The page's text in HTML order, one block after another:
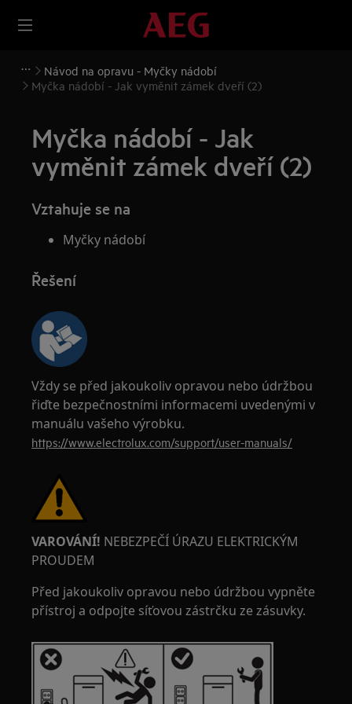
Návod na opravu - Myčky nádobí
Myčka nádobí - Jak vyměnit zámek dveří (2)
Myčka nádobí - Jak
vyměnit zámek dveří (2)
Vztahuje se na
Myčky nádobí
Řešení
Vždy se před jakoukoliv opravou nebo údržbou
řiďte bezpečnostními informacemi uvedenými v
manuálu vašeho výrobku.
https://www.electrolux.com/support/user-manuals/
VAROVÁNÍ! NEBEZPEČÍ ÚRAZU ELEKTRICKÝM
PROUDEM
Před jakoukoliv opravou nebo údržbou vypněte
přístroj a odpojte síťovou zástrčku ze zásuvky.